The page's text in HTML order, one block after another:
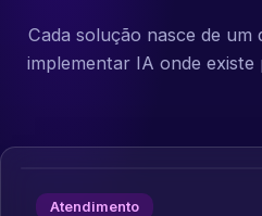
Cada solução nasce de um
implementar IA onde
Atendimento